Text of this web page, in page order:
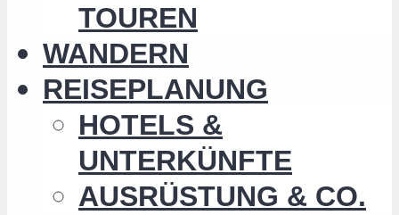
TOUREN
WANDERN
REISEPLANUNG
HOTELS &
UNTERKÜNFTE
AUSRÜSTUNG & CO.